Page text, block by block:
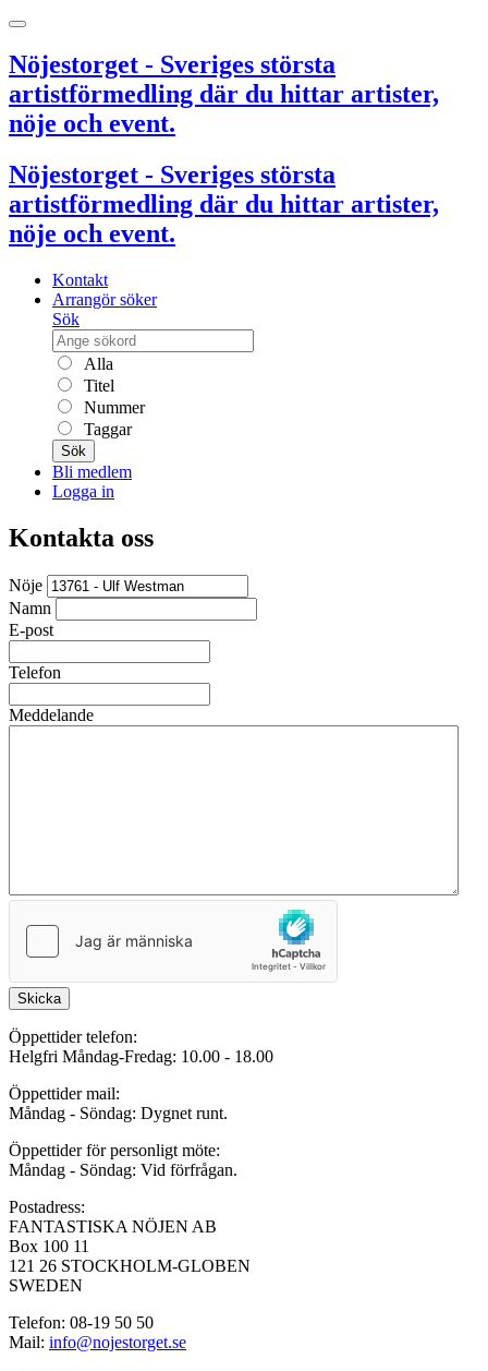
Nöjestorget - Sveriges största
artistförmedling där du hittar artister,
nöje och event.
Nöjestorget - Sveriges största
artistförmedling där du hittar artister,
nöje och event.
Kontakt
Arrangör söker
Sök
Alla
Titel
Nummer
Taggar
Sök
Bli medlem
Logga in
Kontakta oss
Nöje
Namn
E-post
Telefon
Meddelande
Skicka
Öppettider telefon:
Helgfri Måndag-Fredag: 10.00 - 18.00
Öppettider mail:
Måndag - Söndag: Dygnet runt.
Öppettider för personligt möte:
Måndag - Söndag: Vid förfrågan.
Postadress:
FANTASTISKA NÖJEN AB
Box 100 11
121 26 STOCKHOLM-GLOBEN
SWEDEN
Telefon: 08-19 50 50
Mail: info@nojestorget.se